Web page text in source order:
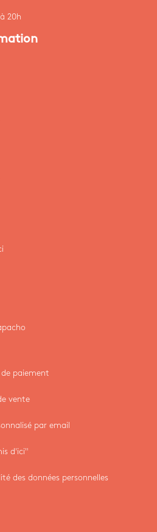
20h
de paiement
vente
par email
d'ici"
des données personnelles